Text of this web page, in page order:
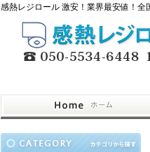
感熱レジロール 激安！業界最安値！全